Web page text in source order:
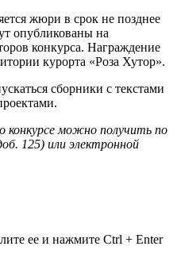
жюри в срок не позднее
опубликованы на
конкурса. Награждение
курорта «Роза Хутор».
сборники с текстами
конкурсе можно получить по
125) или электронной
ее и нажмите Ctrl + Enter